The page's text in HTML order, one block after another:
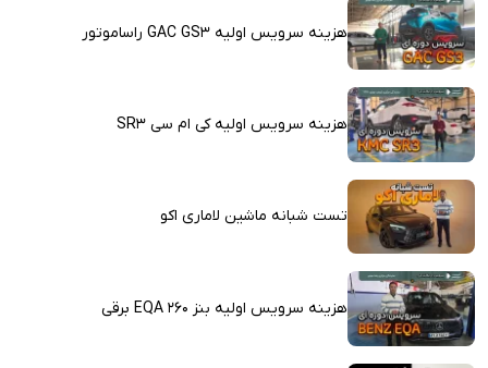
هزینه سرویس اولیه GAC GS3 راساموتور
هزینه سرویس اولیه کی ام سی SR3
تست شبانه ماشین لاماری اکو
هزینه سرویس اولیه بنز EQA 260 برقی